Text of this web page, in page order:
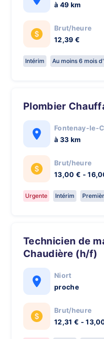
à 49 km
Brut/heure
12,39 €
Intérim Au moins 6 mois
Plombier
Fontenay-le-
à 33 km
Brut/heure
13,00 € -
Urgente Intérim
Technicien de maintenance -
Chaudière (h/f)
Niort
proche
Brut/heure
12,31 € -